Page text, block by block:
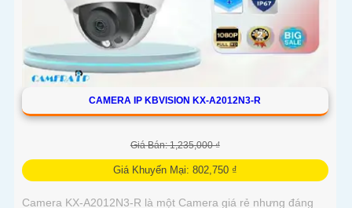
CAMERA IP KBVISION KX-A2012N3-R
Giá Bán: 1,235,000 ₫
Giá Khuyến Mại: 802,750 ₫
Camera KX-A2012N3-R là một Camera giá rẻ nhưng đáng